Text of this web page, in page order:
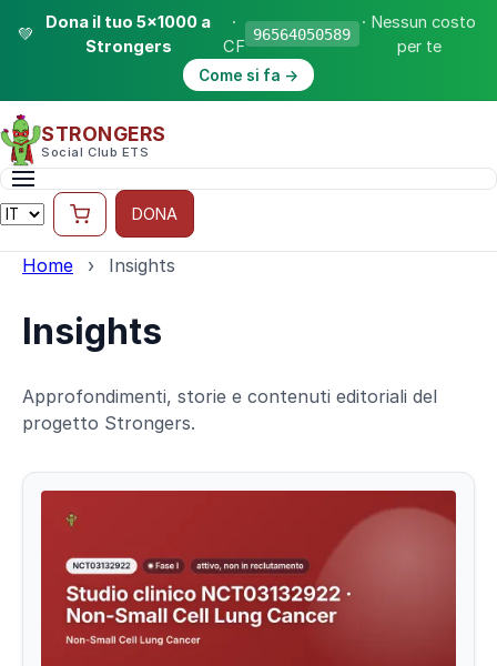
💚
Dona il tuo 5×1000 a
Strongers
·
CF
96564050589
· Nessun costo
per te
Come si fa →
STRONGERS
Social Club ETS
DONA
Home › Insights
Insights
Approfondimenti, storie e contenuti editoriali del
progetto Strongers.